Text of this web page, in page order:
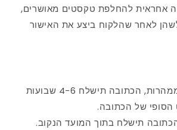
אחראית להחלפת טקסטים מאושרים,
לאחר שהלקוח ביצע את האישור
עבור הזמנות שאינן ממהרות, הכתובה תישלח 4-6 שבועות
של הכתובה.
תישלח בתוך המועד הנקוב.